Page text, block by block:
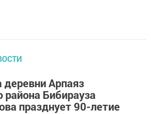
Арпаяз
района Бибирауза
празднует 90-летие